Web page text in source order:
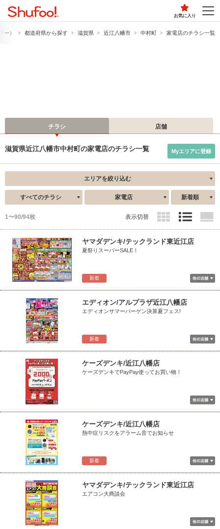
お気に入り
ー） 都道府県から探す 滋賀県 近江八幡市 中村町 家電店のチラシ一覧
チラシ 店舗
滋賀県近江八幡市中村町の家電店のチラシ一覧 Myエリアに登録
エリアを絞り込む
すべてのチラシ 家電店 新着順
1〜90/94枚 表示切替
新着
ヤマダデンキ/テックランド東近江店
夏祭りスーパーSALE！
新着
エディオン/アルプラザ近江八幡店
エディオンサマーバーゲン決算夏フェス!
ケーズデンキ/近江八幡店
ケーズデンキでPayPay使ってお買い物！
新着
ケーズデンキ/近江八幡店
熱中症リスクをアラーム音でお知らせ
ヤマダデンキ/テックランド東近江店
エアコン大商談会